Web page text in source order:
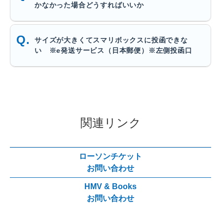
かなかった場合どうすればいいか
サイズが大きくてスマリボックスに投函できな
い ※e発送サービス（日本郵便）※左側投函口
関連リンク
ローソンチケット
お問い合わせ
HMV & Books
お問い合わせ